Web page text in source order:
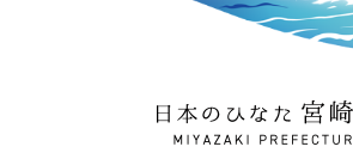
日本のひなた 宮崎県
MIYAZAKI PREFECTURE